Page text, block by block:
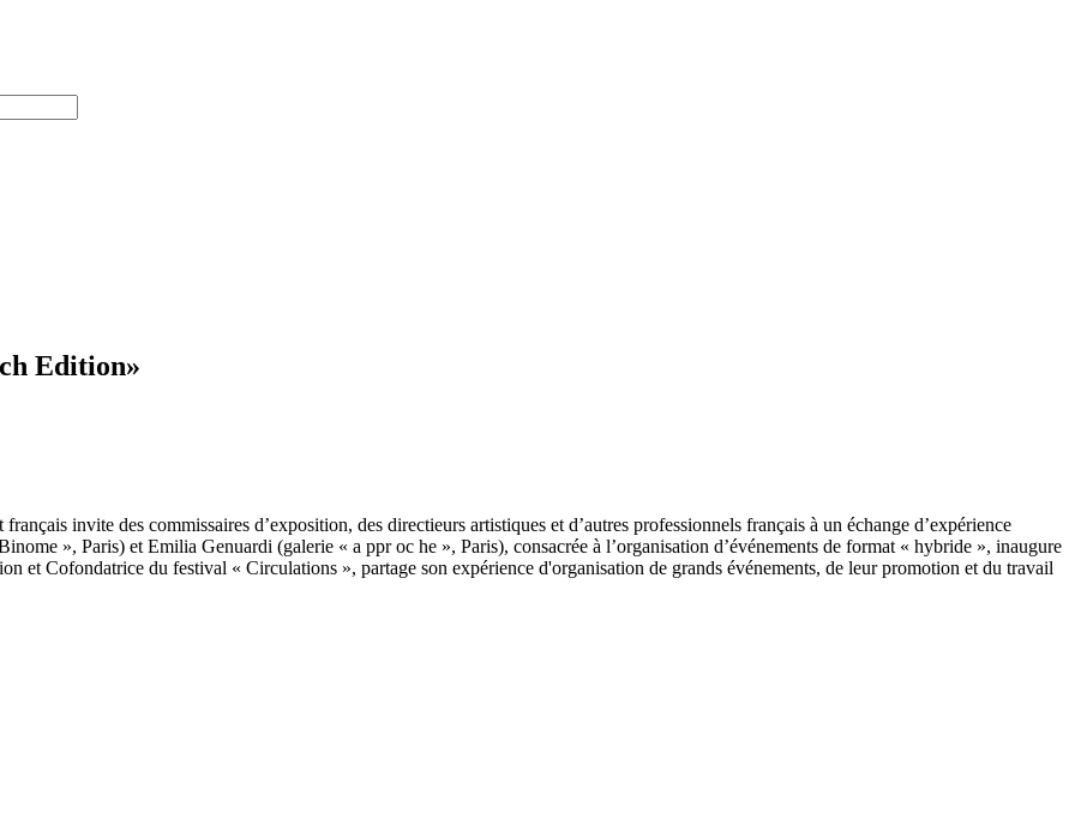
Edition»
invite des commissaires d’exposition, des directieurs artistiques et d’autres professionnels français à un échange d’expérience
», Paris) et Emilia Genuardi (galerie « a ppr oc he », Paris), consacrée à l’organisation d’événements de format « hybride », inaugure
et Cofondatrice du festival « Circulations », partage son expérience d'organisation de grands événements, de leur promotion et du travail